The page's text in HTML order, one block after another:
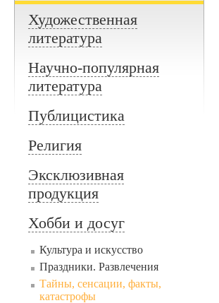
Художественная
литература
Научно-популярная
литература
Публицистика
Религия
Эксклюзивная
продукция
Хобби и досуг
Культура и искусство
Праздники. Развлечения
Тайны, сенсации, факты,
катастрофы